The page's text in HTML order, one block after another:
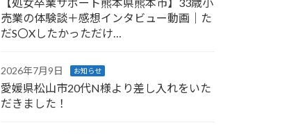
【処女卒業サポート熊本県熊本市】33歳小
売業の体験談＋感想インタビュー動画｜た
だS〇Xしたかっただけ…
2026年7月9日 お知らせ
愛媛県松山市20代N様より差し入れをいた
だきました！